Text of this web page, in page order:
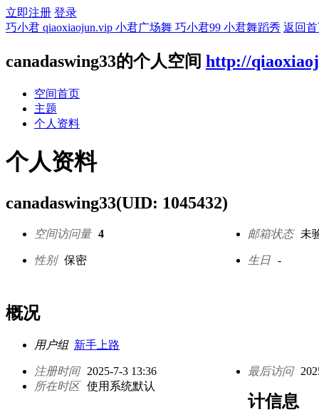
立即注册 登录
巧小君 qiaoxiaojun.vip 小君广场舞 巧小君99 小君舞蹈秀 返回
canadaswing33的个人空间 http://
空间首页
主题
个人资料
个人资料
canadaswing33(UID: 1045432)
空间访问量 4 邮箱状态 未
性别 保密 生日 -
概况
用户组 新手上路
注册时间 2025-7-3 13:36 最后访问
所在时区 使用系统默认
计信息